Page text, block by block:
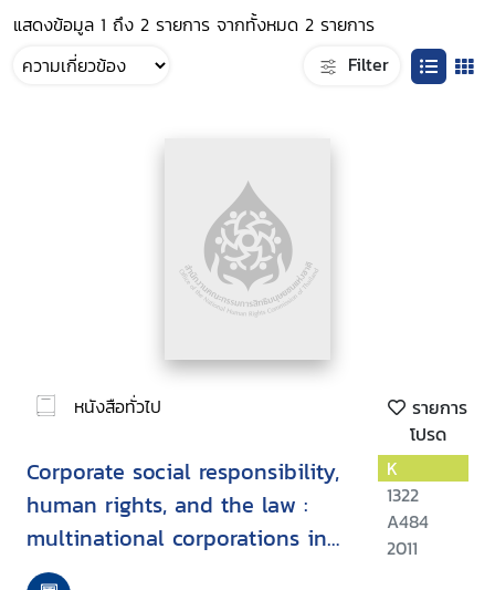
แสดงข้อมูล 1 ถึง 2 รายการ จากทั้งหมด 2 รายการ
Filter
หนังสือทั่วไป
รายการ
โปรด
Corporate social responsibility,
human rights, and the law :
multinational corporations in
developing countries
K
1322
A484
2011